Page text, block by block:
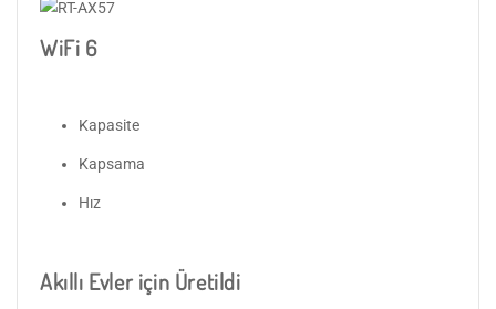
WiFi 6
Kapasite
Kapsama
Hız
Akıllı Evler için Üretildi